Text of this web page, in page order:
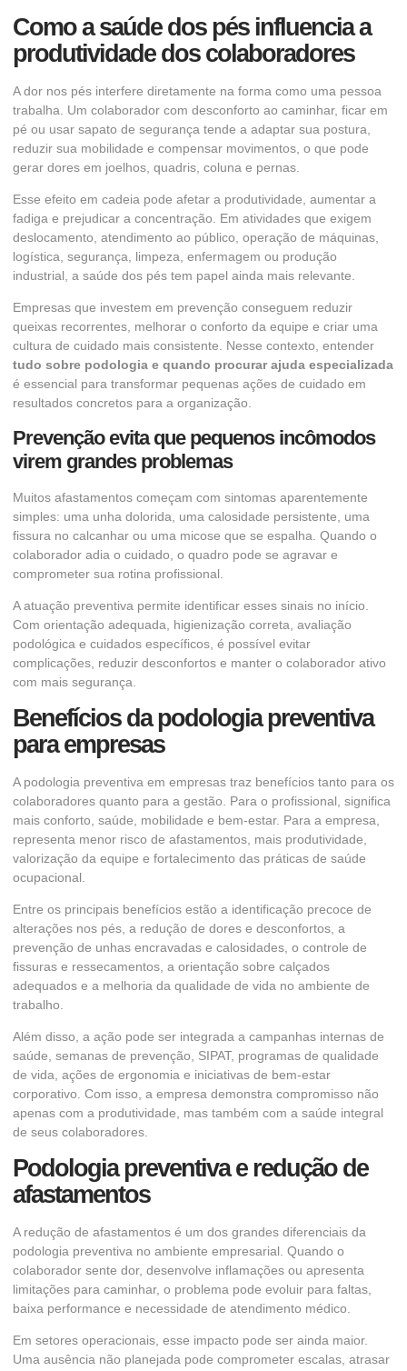
Como a saúde dos pés influencia a
produtividade dos colaboradores
A dor nos pés interfere diretamente na forma como uma pessoa
trabalha. Um colaborador com desconforto ao caminhar, ficar em
pé ou usar sapato de segurança tende a adaptar sua postura,
reduzir sua mobilidade e compensar movimentos, o que pode
gerar dores em joelhos, quadris, coluna e pernas.
Esse efeito em cadeia pode afetar a produtividade, aumentar a
fadiga e prejudicar a concentração. Em atividades que exigem
deslocamento, atendimento ao público, operação de máquinas,
logística, segurança, limpeza, enfermagem ou produção
industrial, a saúde dos pés tem papel ainda mais relevante.
Empresas que investem em prevenção conseguem reduzir
queixas recorrentes, melhorar o conforto da equipe e criar uma
cultura de cuidado mais consistente. Nesse contexto, entender
tudo sobre podologia e quando procurar ajuda especializada
é essencial para transformar pequenas ações de cuidado em
resultados concretos para a organização.
Prevenção evita que pequenos incômodos
virem grandes problemas
Muitos afastamentos começam com sintomas aparentemente
simples: uma unha dolorida, uma calosidade persistente, uma
fissura no calcanhar ou uma micose que se espalha. Quando o
colaborador adia o cuidado, o quadro pode se agravar e
comprometer sua rotina profissional.
A atuação preventiva permite identificar esses sinais no início.
Com orientação adequada, higienização correta, avaliação
podológica e cuidados específicos, é possível evitar
complicações, reduzir desconfortos e manter o colaborador ativo
com mais segurança.
Benefícios da podologia preventiva
para empresas
A podologia preventiva em empresas traz benefícios tanto para os
colaboradores quanto para a gestão. Para o profissional, significa
mais conforto, saúde, mobilidade e bem-estar. Para a empresa,
representa menor risco de afastamentos, mais produtividade,
valorização da equipe e fortalecimento das práticas de saúde
ocupacional.
Entre os principais benefícios estão a identificação precoce de
alterações nos pés, a redução de dores e desconfortos, a
prevenção de unhas encravadas e calosidades, o controle de
fissuras e ressecamentos, a orientação sobre calçados
adequados e a melhoria da qualidade de vida no ambiente de
trabalho.
Além disso, a ação pode ser integrada a campanhas internas de
saúde, semanas de prevenção, SIPAT, programas de qualidade
de vida, ações de ergonomia e iniciativas de bem-estar
corporativo. Com isso, a empresa demonstra compromisso não
apenas com a produtividade, mas também com a saúde integral
de seus colaboradores.
Podologia preventiva e redução de
afastamentos
A redução de afastamentos é um dos grandes diferenciais da
podologia preventiva no ambiente empresarial. Quando o
colaborador sente dor, desenvolve inflamações ou apresenta
limitações para caminhar, o problema pode evoluir para faltas,
baixa performance e necessidade de atendimento médico.
Em setores operacionais, esse impacto pode ser ainda maior.
Uma ausência não planejada pode comprometer escalas, atrasar